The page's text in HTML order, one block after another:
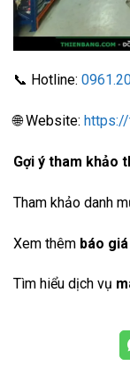
📞 Hotline:
🌐 Website:
Gợi ý tham khảo
Tham khảo danh
Xem thêm báo
Tìm hiểu dịch vụ